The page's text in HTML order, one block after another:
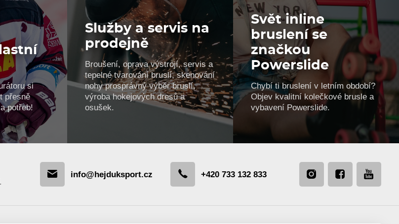
si
přesně
potřeb!
Služby a servis na
prodejně
Broušení, oprava výstrojí, servis a
tepelné tvarování bruslí, skenování
nohy prosprávný výběr bruslí,
výroba hokejových dresů a
osušek.
Svět inline
bruslení se
značkou
Powerslide
Chybí ti bruslení v letním období?
Objev kvalitní kolečkové brusle a
vybavení Powerslide.
info@hejduksport.cz +420 733 132 833